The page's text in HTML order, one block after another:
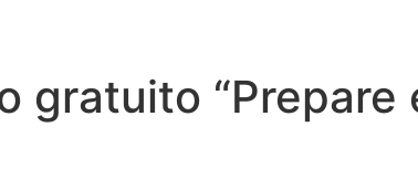
gratuito